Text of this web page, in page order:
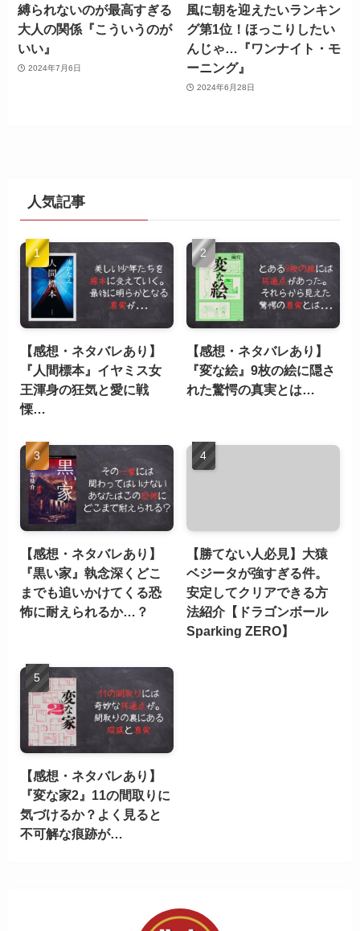
縛られないのが最高すぎる
大人の関係『こういうのが
いい』
2024年7月6日
風に朝を迎えたいランキン
グ第1位！ほっこりしたい
んじゃ…『ワンナイト・モ
ーニング』
2024年6月28日
人気記事
【感想・ネタバレあり】
『人間標本』イヤミス女
王渾身の狂気と愛に戦
慄…
【感想・ネタバレあり】
『変な絵』9枚の絵に隠さ
れた驚愕の真実とは…
【感想・ネタバレあり】
『黒い家』執念深くどこ
までも追いかけてくる恐
怖に耐えられるか…？
【勝てない人必見】大猿
ベジータが強すぎる件。
安定してクリアできる方
法紹介【ドラゴンボール
Sparking ZERO】
【感想・ネタバレあり】
『変な家2』11の間取りに
気づけるか？よく見ると
不可解な痕跡が…